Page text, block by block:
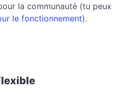
la communauté (tu peux
le fonctionnement).